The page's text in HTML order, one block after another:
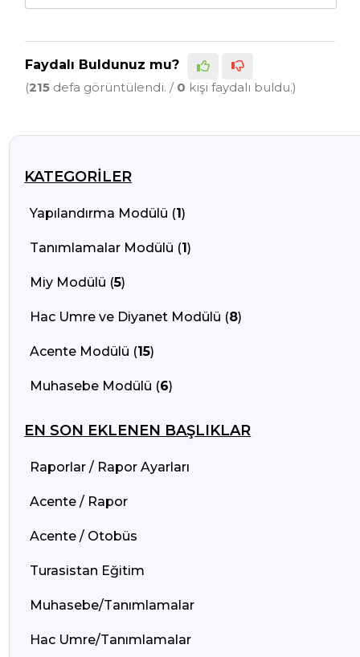
Faydalı Buldunuz mu?
(215 defa görüntülendi. / 0 kişi faydalı buldu.)
KATEGORILER
Yapılandırma Modülü (1)
Tanımlamalar Modülü (1)
Miy Modülü (5)
Hac Umre ve Diyanet Modülü (8)
Acente Modülü (15)
Muhasebe Modülü (6)
EN SON EKLENEN BAŞLIKLAR
Raporlar / Rapor Ayarları
Acente / Rapor
Acente / Otobüs
Turasistan Eğitim
Muhasebe/Tanımlamalar
Hac Umre/Tanımlamalar